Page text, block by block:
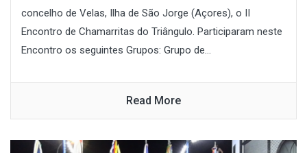
concelho de Velas, Ilha de São Jorge (Açores), o II
Encontro de Chamarritas do Triângulo. Participaram neste
Encontro os seguintes Grupos: Grupo de...
Read More